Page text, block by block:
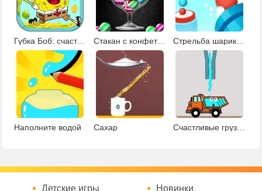
Губка Боб: счастливый стакан Стакан с конфетами Стрельба шариками из пушки
Наполните водой Сахар Счастливые грузовики
Детские игры
Новинки